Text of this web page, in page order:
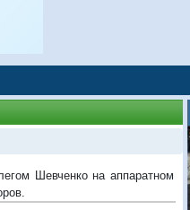
Шевченко на аппаратном